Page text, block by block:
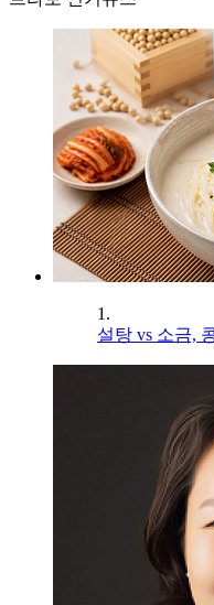
1.
설탕 vs 소금,